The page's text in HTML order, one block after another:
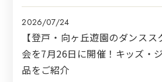
2026/07/24
【登戸・向ヶ丘遊園のダンス
会を7月26日に開催！キッズ・
品をご紹介